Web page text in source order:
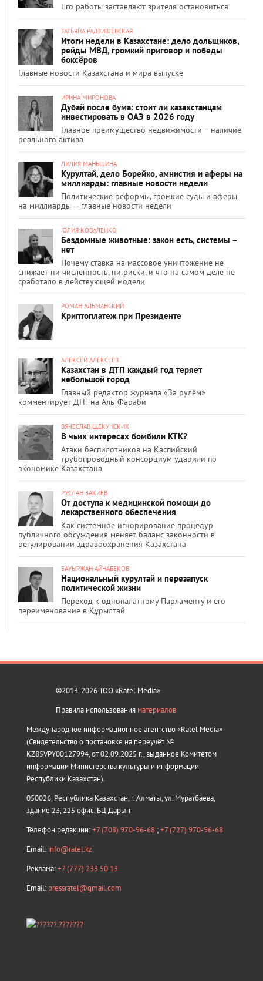
Его работы заставляют зрителя остановиться
ТАТЬЯНА РАДЗИШЕВСКАЯ
Итоги недели в Казахстане: дело дольщиков,
рейды МВД, громкий приговор и победы
боксёров
Главные новости Казахстана и мира выпуске
ИРИНА МИРОНОВА
Дубай после бума: стоит ли казахстанцам
инвестировать в ОАЭ в 2026 году
Главное преимущество недвижимости – наличие
реального актива
ЛИЛИЯ МАНЬШИНА
Курултай, дело Борейко, амнистия и аферы на
миллиарды: главные новости недели
Политические реформы, громкие суды и аферы
на миллиарды — главные новости недели
ЮЛИЯ КОВАЛЕНКО
Бездомные животные: закон есть, системы –
нет
Почему ставка на массовое уничтожение не
снижает ни численность, ни риски, и что на самом деле не
сработало в действующей модели
РОМАН АЛЬМАНСКИЙ
Криптоплатеж при Президенте
АЛЕКСЕЙ АЛЕКСЕЕВ
Казахстан в ДТП каждый год теряет
небольшой город
Главный редактор журнала «За рулём»
комментирует ДТП на Аль-Фараби
ВЯЧЕСЛАВ ЩЕКУНСКИХ
В чьих интересах бомбили КТК?
Атаки беспилотников на Каспийский
трубопроводный консорциум ударили по
экономике Казахстана
РУСЛАН ЗАКИЕВ
От доступа к медицинской помощи до
лекарственного обеспечения
Как системное игнорирование процедур
публичного обсуждения меняет баланс законности в
регулировании здравоохранения Казахстана
БАУЫРЖАН АЙНАБЕКОВ
Национальный курултай и перезапуск
политической жизни
Переход к однопалатному Парламенту и его
переименование в Құрылтай
©2013-2026 ТОО «Ratel Media»
Правила использования материалов
Международное информационное агентство «Ratel Media»
(Свидетельство о постановке на переучёт №
KZ85VPY00127994, от 02.09.2025 г., выданное Комитетом
информации Министерства культуры и информации
Республики Казахстан).
050026, Республика Казахстан, г. Алматы, ул. Муратбаева,
здание 23, 225 офис, БЦ Дарын
Телефон редакции:+7 (708) 970-96-68 ;+7 (727) 970-96-68
Email: info@ratel.kz
Реклама:+7 (777) 233 50 13
Email: pressratel@gmail.com